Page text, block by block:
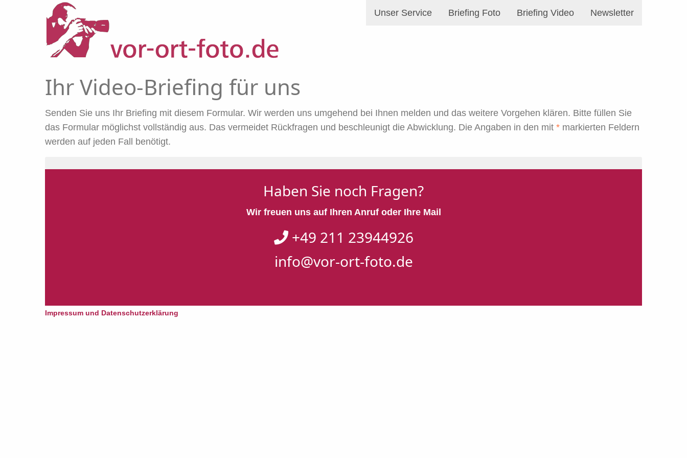
Unser Service Briefing Foto Briefing Video Newsletter
Ihr Video-Briefing für uns
Senden Sie uns Ihr Briefing mit diesem Formular. Wir werden uns umgehend bei Ihnen melden und das weitere Vorgehen klären. Bitte füllen Sie
das Formular möglichst vollständig aus. Das vermeidet Rückfragen und beschleunigt die Abwicklung. Die Angaben in den mit * markierten Feldern
werden auf jeden Fall benötigt.
Haben Sie noch Fragen?
Wir freuen uns auf Ihren Anruf oder Ihre Mail
+49 211 23944926
info@vor-ort-foto.de
Impressum und Datenschutzerklärung